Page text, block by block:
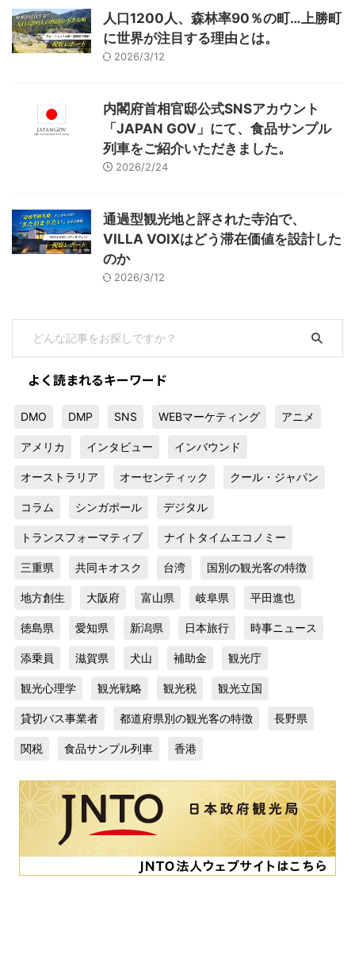
人口1200人、森林率90％の町…上勝町
に世界が注目する理由とは。
2026/3/12
内閣府首相官邸公式SNSアカウント
「JAPAN GOV」にて、食品サンプル
列車をご紹介いただきました。
2026/2/24
通過型観光地と評された寺泊で、
VILLA VOIXはどう滞在価値を設計した
のか
2026/3/12
よく読まれるキーワード
DMO DMP SNS WEBマーケティング アニメ
アメリカ インタビュー インバウンド
オーストラリア オーセンティック クール・ジャパン
コラム シンガポール デジタル
トランスフォーマティブ ナイトタイムエコノミー
三重県 共同キオスク 台湾 国別の観光客の特徴
地方創生 大阪府 富山県 岐阜県 平田進也
徳島県 愛知県 新潟県 日本旅行 時事ニュース
添乗員 滋賀県 犬山 補助金 観光庁
観光心理学 観光戦略 観光税 観光立国
貸切バス事業者 都道府県別の観光客の特徴 長野県
関税 食品サンプル列車 香港